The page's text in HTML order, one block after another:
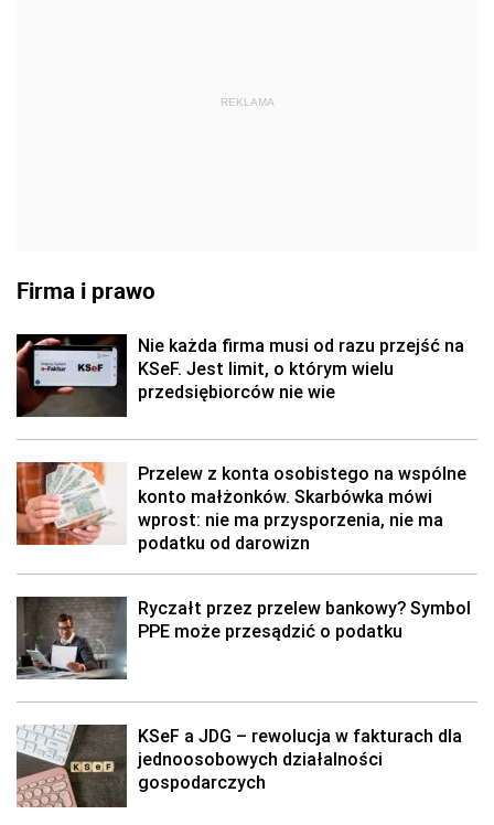
REKLAMA
Firma i prawo
Nie każda firma musi od razu przejść na
KSeF. Jest limit, o którym wielu
przedsiębiorców nie wie
Przelew z konta osobistego na wspólne
konto małżonków. Skarbówka mówi
wprost: nie ma przysporzenia, nie ma
podatku od darowizn
Ryczałt przez przelew bankowy? Symbol
PPE może przesądzić o podatku
KSeF a JDG – rewolucja w fakturach dla
jednoosobowych działalności
gospodarczych